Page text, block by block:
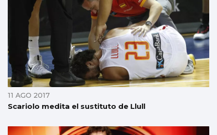
11 AGO 2017
Scariolo medita el sustituto de Llull